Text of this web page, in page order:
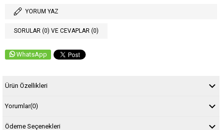
YORUM YAZ
SORULAR (0) VE CEVAPLAR (0)
WhatsApp
Ürün Özellikleri
Yorumlar(0)
Ödeme Seçenekleri